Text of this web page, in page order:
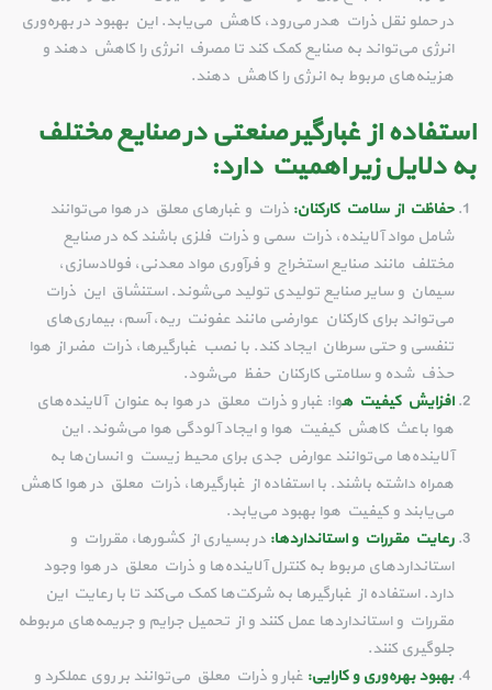
در حملو نقل ذرات هدر می‌رود، کاهش می‌یابد. این بهبود در بهره‌وری
انرژی می‌تواند به صنایع کمک کند تا مصرف انرژی را کاهش دهند و
هزینه‌های مربوط به انرژی را کاهش دهند.
استفاده از غبارگیر صنعتی در صنایع مختلف
به دلایل زیر اهمیت دارد:
حفاظت از سلامت کارکنان: ذرات و غبارهای معلق در هوا می‌توانند
شامل مواد آلاینده، ذرات سمی و ذرات فلزی باشند که در صنایع
مختلف مانند صنایع استخراج و فرآوری مواد معدنی، فولادسازی،
سیمان و سایر صنایع تولیدی تولید می‌شوند. استنشاق این ذرات
می‌تواند برای کارکنان عوارضی مانند عفونت ریه، آسم، بیماری‌های
تنفسی و حتی سرطان ایجاد کند. با نصب غبارگیرها، ذرات مضر از هوا
حذف شده و سلامتی کارکنان حفظ می‌شود.
افزایش کیفیت هوا: غبار و ذرات معلق در هوا به عنوان آلاینده‌های
هوا باعث کاهش کیفیت هوا و ایجاد آلودگی هوا می‌شوند. این
آلاینده‌ها می‌توانند عوارض جدی برای محیط زیست و انسان‌ها به
همراه داشته باشند. با استفاده از غبارگیرها، ذرات معلق در هوا کاهش
می‌یابند و کیفیت هوا بهبود می‌یابد.
رعایت مقررات و استانداردها: در بسیاری از کشورها، مقررات و
استانداردهای مربوط به کنترل آلاینده‌ها و ذرات معلق در هوا وجود
دارد. استفاده از غبارگیرها به شرکت‌ها کمک می‌کند تا با رعایت این
مقررات و استانداردها عمل کنند و از تحمیل جرایم و جریمه‌های مربوطه
جلوگیری کنند.
بهبود بهره‌وری و کارایی: غبار و ذرات معلق می‌توانند بر روی عملکرد و